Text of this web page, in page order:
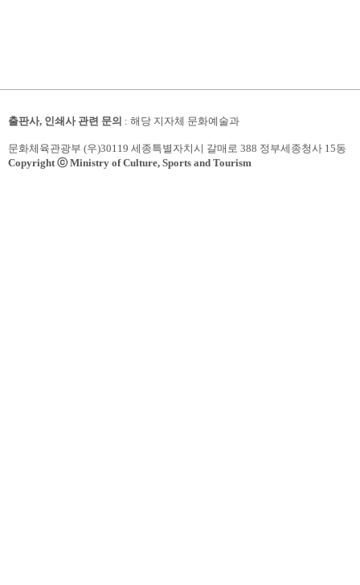
출판사, 인쇄사 관련 문의 : 해당 지자체 문화예술과
문화체육관광부 (우)30119 세종특별자치시 갈매로 388 정부세종청사 15동
Copyright ⓒ Ministry of Culture, Sports and Tourism